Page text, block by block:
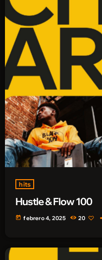
hits
Hustle & Flow 100
today febrero 4, 2025 20